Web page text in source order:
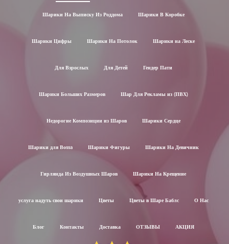
Шарики На Выписку Из Роддома Шарики В Коробке
Шарики Цифры Шарики На Потолок Шарики на Леске
Для Взрослых Для Детей Гендер Пати
Шарики Больших Размеров Шар Для Рекламы из (ПВХ)
Недорогие Композиции из Шаров Шарики Сердце
Шарики для Воssa Шарики Фигуры Шарики На Девичник
Гирлянда Из Воздушных Шаров Шарики На Крещение
услуга надуть свои шарики Цветы Цветы в Шаре Баблс О Нас
Блог Контакты Доставка ОТЗЫВЫ АКЦИЯ